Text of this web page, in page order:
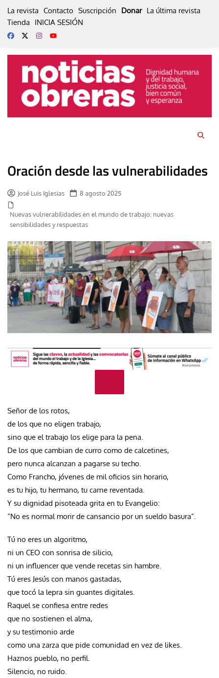
La revista Contacto Suscripción Donar La última revista
Tienda
INICIA SESIÓN
Oración desde las vulnerabilidades
José Luis Iglesias 8 agosto 2025
Nuevas vulnerabilidades en el mundo de trabajo: nuevas
sensibilidades y respuestas
Señor de los rotos,
de los que no eligen trabajo,
sino que el trabajo los elige para la pena.
De los que cambian de curro como de calcetines,
pero nunca alcanzan a pagarse su techo.
Como Francho, jóvenes de mil oficios sin horario,
es tu hijo, tu hermano, tu carne reventada.
Y su dignidad pisoteada grita en tu Evangelio:
“No es normal morir de cansancio por un sueldo basura”.
Tú no eres un algoritmo,
ni un CEO con sonrisa de silicio,
ni un influencer que vende recetas sin hambre.
Tú eres Jesús con manos gastadas,
que tocó la lepra sin guantes digitales.
Raquel se confiesa entre redes
que no sostienen el alma,
y su testimonio arde
como una zarza que pide comunidad en vez de likes.
Haznos pueblo, no perfil.
Silencio, no ruido.